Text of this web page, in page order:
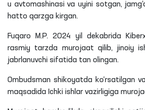
u avtomashinasi va uyini sotgan,
hatto qarzga kirgan.
Fuqaro M.P. 2024 yil dekabrida
rasmiy tarzda murojaat qilib, jinoiy
jabrlanuvchi sifatida tan olingan.
Ombudsman shikoyatda ko‘rsatilgan
maqsadida Ichki ishlar vazirligiga